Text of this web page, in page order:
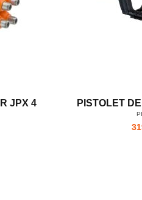
JPX 4 PISTOLET